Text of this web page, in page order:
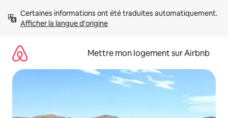
directement
Afficher la langue d'origine
Mettre mon logement sur Airbnb